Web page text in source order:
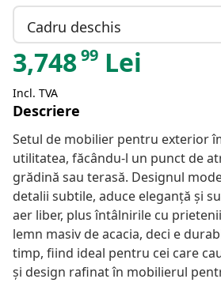
Cadru deschis
3,74899 Lei
Incl. TVA
Descriere
Setul de mobilier pentru exterior
utilitatea, făcându-l un punct de
grădină sau terasă. Designul
detalii subtile, aduce eleganță și
aer liber, plus întâlnirile cu
lemn masiv de acacia, deci e
timp, fiind ideal pentru cei care
și design rafinat în mobilierul